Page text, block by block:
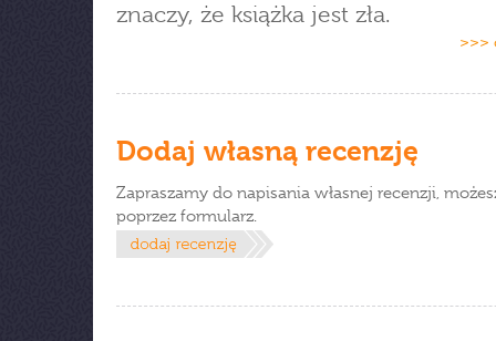
znaczy, że książka jest zła.
>>>
Dodaj własną recenzję
Zapraszamy do napisania własnej recenzji,
poprzez formularz.